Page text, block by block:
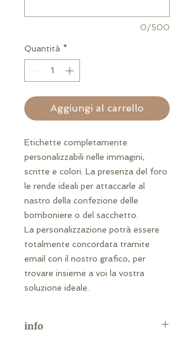
0/500
Quantità *
Aggiungi al carrello
Etichette completamente
personalizzabili nelle immagini,
scritte e colori. La presenza del foro
le rende ideali per attaccarle al
nastro della confezione delle
bomboniere o del sacchetto.
La personalizzazione potrà essere
totalmente concordata tramite
email con il nostro grafico, per
trovare insieme a voi la vostra
soluzione ideale.
info